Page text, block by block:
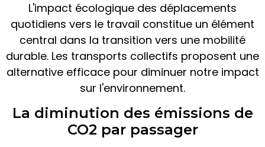
L'impact écologique des déplacements
quotidiens vers le travail constitue un élément
central dans la transition vers une mobilité
durable. Les transports collectifs proposent une
alternative efficace pour diminuer notre impact
sur l'environnement.
La diminution des émissions de
CO2 par passager